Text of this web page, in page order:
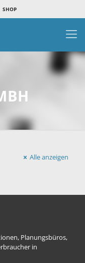
SHOP
Alle anzeigen
Planungsbüros,
in